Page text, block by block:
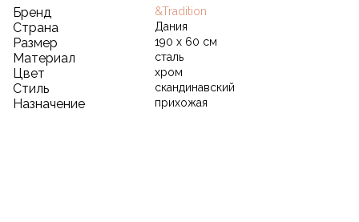
Бренд &Tradition
Страна Дания
Размер 190 х 60 см
Материал сталь
Цвет хром
Стиль скандинавский
Назначение прихожая